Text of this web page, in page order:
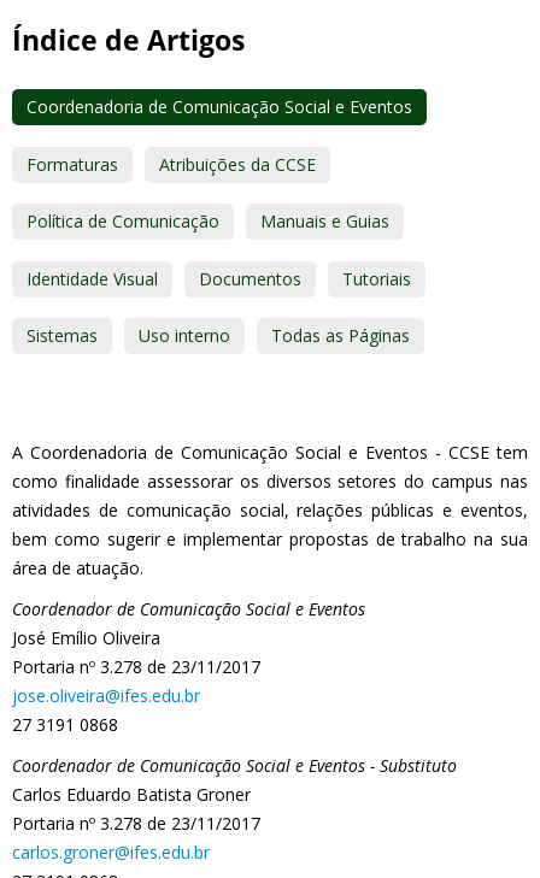
Índice de Artigos
Coordenadoria de Comunicação Social e Eventos
Formaturas Atribuições da CCSE
Política de Comunicação Manuais e Guias
Identidade Visual Documentos Tutoriais
Sistemas Uso interno Todas as Páginas
A Coordenadoria de Comunicação Social e Eventos - CCSE tem
como finalidade assessorar os diversos setores do campus nas
atividades de comunicação social, relações públicas e eventos,
bem como sugerir e implementar propostas de trabalho na sua
área de atuação.
Coordenador de Comunicação Social e Eventos
José Emílio Oliveira
Portaria nº 3.278 de 23/11/2017
jose.oliveira@ifes.edu.br
27 3191 0868
Coordenador de Comunicação Social e Eventos - Substituto
Carlos Eduardo Batista Groner
Portaria nº 3.278 de 23/11/2017
carlos.groner@ifes.edu.br